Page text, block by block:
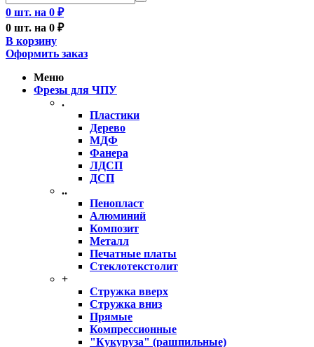
0 шт. на 0 ₽
0 шт. на 0 ₽
В корзину
Оформить заказ
Меню
Фрезы для ЧПУ
.
Пластики
Дерево
МДФ
Фанера
ЛДСП
ДСП
..
Пенопласт
Алюминий
Композит
Металл
Печатные платы
Стеклотекстолит
+
Стружка вверх
Стружка вниз
Прямые
Компрессионные
"Кукуруза" (рашпильные)